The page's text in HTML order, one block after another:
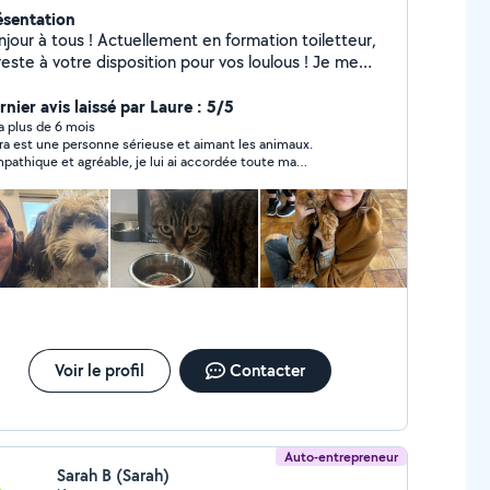
! Actuellement en formation toiletteur,
à votre disposition pour vos loulous ! Je me
vos absences !
avis laissé par Laure : 5/5
plus de 6 mois
est une personne sérieuse et aimant les animaux.
et agréable, je lui ai accordée toute ma
vivement !
Voir le profil Contacter
Auto-entrepreneur
Sarah B (Sarah)